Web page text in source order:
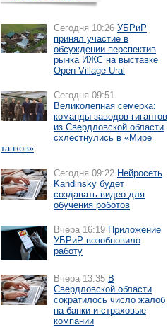
Сегодня 10:26 УБРиР
принял участие в
обсуждении перспектив
рынка ИЖС на выставке
Open Village Ural
Сегодня 09:51
Великолепная семерка:
команды заводов-гигантов
из Свердловской области
схлестнулись в «Мире
танков»
Сегодня 09:22 Нейросеть
Kandinsky будет
создавать видео для
обучения роботов
Вчера 16:19 Приложение
УБРиР возобновило
работу
Вчера 13:35 В
Свердловской области
сократилось число жалоб
на банки и страховые
компании